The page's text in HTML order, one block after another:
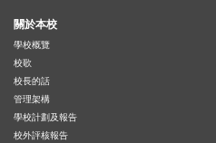
關於本校
學校概覽
校歌
校長的話
管理架構
學校計劃及報告
校外評核報告